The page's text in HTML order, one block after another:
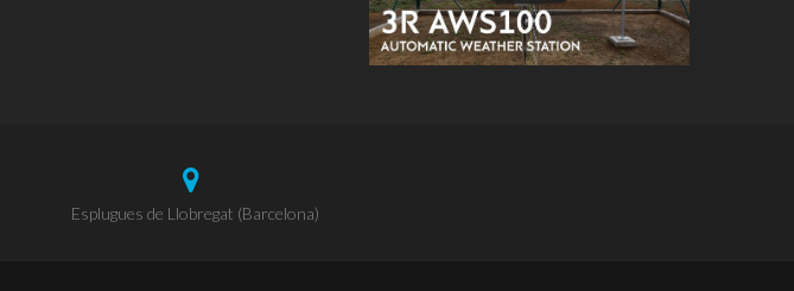
Esplugues de Llobregat (Barcelona)